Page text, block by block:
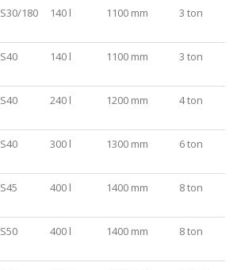
S30/180 140 l 1100 mm 3 ton
S40 140 l 1100 mm 3 ton
S40 240 l 1200 mm 4 ton
S40 300 l 1300 mm 6 ton
S45 400 l 1400 mm 8 ton
S50 400 l 1400 mm 8 ton